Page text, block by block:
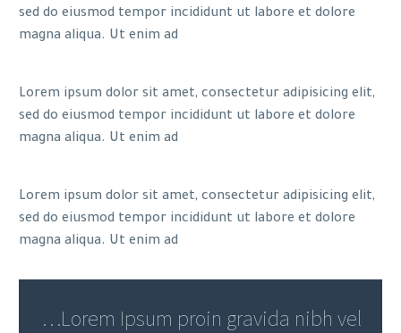
sed do eiusmod tempor incididunt ut labore et dolore
magna aliqua. Ut enim ad
Lorem ipsum dolor sit amet, consectetur adipisicing elit,
sed do eiusmod tempor incididunt ut labore et dolore
magna aliqua. Ut enim ad
Lorem ipsum dolor sit amet, consectetur adipisicing elit,
sed do eiusmod tempor incididunt ut labore et dolore
magna aliqua. Ut enim ad
…Lorem Ipsum proin gravida nibh vel